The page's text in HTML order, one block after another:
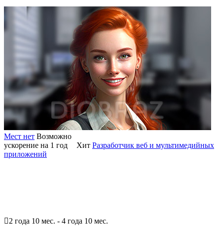
Мест нет Возможно
ускорение на 1 год
Хит Разработчик веб и мультимедийных
приложений
2 года 10 мес. - 4 года 10 мес.